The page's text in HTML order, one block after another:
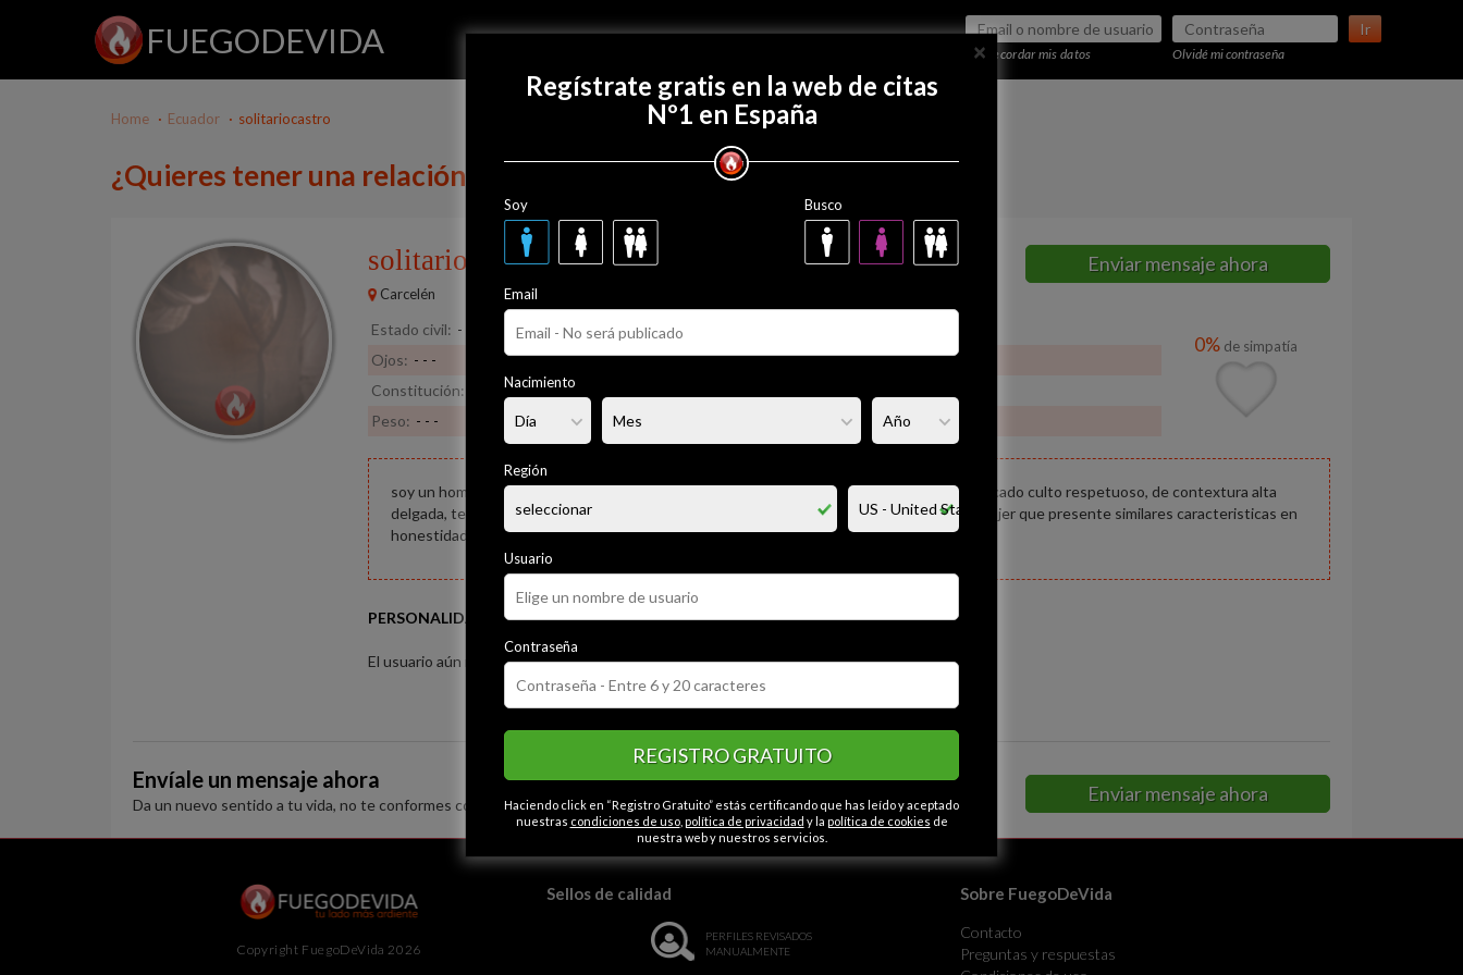
FUEGODEVIDA Ir
Recordar mis datos Olvidé mi contraseña
Regístrate gratis
Home Ecuador solitariocastro
¿Quieres tener una relación con solitariocastro?
solitariocastro46 años
Carcelén
Enviar mensaje ahora
Estado civil: - - -
Ojos: - - - Pelo: - - -
Constitución:
Peso: - - -
0% de simpatía
soy un hombre honesto trabajador un profesional de principios morales y éticos, muy educado culto respetuoso, de contextura alta
delgada, tes blanca, cabello claro, ojos, claros romántico y muy sencillo en busca de una mujer que presente similares caracteristicas en
honestidad y sinceridad, espero alguna hermosa y bella dama
PERSONALIDAD
El usuario aún no ha rellenado esta opción en su perfil.
CATEGORÍAS
Contactos en Carcelen
Envíale un mensaje ahora
Da un nuevo sentido a tu vida, no te conformes con la monotonía. Enviar mensaje ahora
×
Regístrate gratis en la web de citas
Nº1 en España
Soy Busco
Email
Nacimiento
Región
Usuario
Contraseña
REGISTRO GRATUITO
Haciendo click en “Registro Gratuito” estás certificando que has leído y aceptado
nuestras condiciones de uso, política de privacidad y la política de cookies de
nuestra web y nuestros servicios.
Copyright FuegoDeVida 2026
Sellos de calidad
PERFILES REVISADOS
MANUALMENTE
Sobre FuegoDeVida
Contacto
Preguntas y respuestas